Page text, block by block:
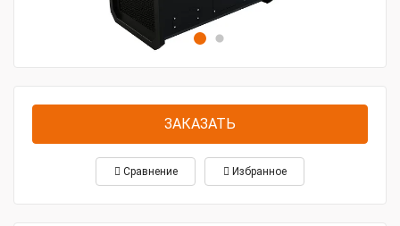
ЗАКАЗАТЬ
Сравнение Избранное